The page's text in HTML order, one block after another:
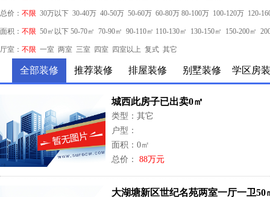
总价： 不限 30万以下 30-40万 40-50万 50-60万 60-80万 80-100万 100-120万 120-
面积： 不限 50㎡以下 50-70㎡ 70-90㎡ 90-110㎡ 110-130㎡ 130-150㎡ 150-200㎡
厅室： 不限 一室 两室 三室 四室 四室以上 复式 其它
全部装修 推荐装修 排屋装修 别墅装修 学区房
城西此房子已出卖0㎡
类型：其它
户型：
面积：0㎡
总价： 88万元
大湖塘新区世纪名苑两室一厅一卫50